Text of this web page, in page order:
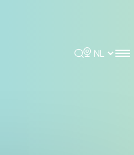
Rechercher
Choisir la